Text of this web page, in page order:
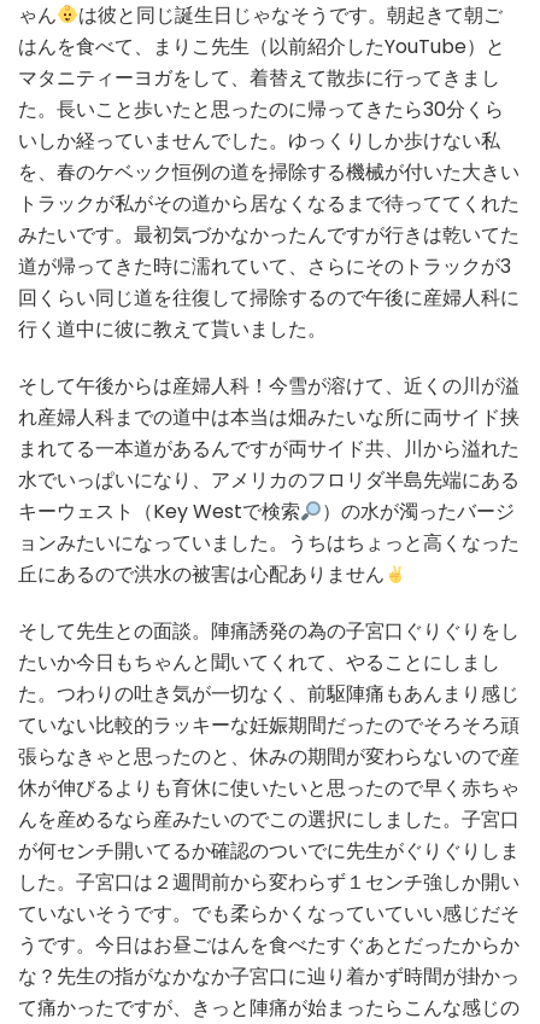
ゃん
は彼と同じ誕生日じゃなそうです。朝起きて朝ご
はんを食べて、まりこ先生（以前紹介したYouTube）と
マタニティーヨガをして、着替えて散歩に行ってきまし
た。長いこと歩いたと思ったのに帰ってきたら30分くら
いしか経っていませんでした。ゆっくりしか歩けない私
を、春のケベック恒例の道を掃除する機械が付いた大きい
トラックが私がその道から居なくなるまで待っててくれた
みたいです。最初気づかなかったんですが行きは乾いてた
道が帰ってきた時に濡れていて、さらにそのトラックが3
回くらい同じ道を往復して掃除するので午後に産婦人科に
行く道中に彼に教えて貰いました。
そして午後からは産婦人科！今雪が溶けて、近くの川が溢
れ産婦人科までの道中は本当は畑みたいな所に両サイド挟
まれてる一本道があるんですが両サイド共、川から溢れた
水でいっぱいになり、アメリカのフロリダ半島先端にある
キーウェスト（Key Westで検索
）の水が濁ったバージ
ョンみたいになっていました。うちはちょっと高くなった
丘にあるので洪水の被害は心配ありません
そして先生との面談。陣痛誘発の為の子宮口ぐりぐりをし
たいか今日もちゃんと聞いてくれて、やることにしまし
た。つわりの吐き気が一切なく、前駆陣痛もあんまり感じ
ていない比較的ラッキーな妊娠期間だったのでそろそろ頑
張らなきゃと思ったのと、休みの期間が変わらないので産
休が伸びるよりも育休に使いたいと思ったので早く赤ちゃ
んを産めるなら産みたいのでこの選択にしました。子宮口
が何センチ開いてるか確認のついでに先生がぐりぐりしま
した。子宮口は２週間前から変わらず１センチ強しか開い
ていないそうです。でも柔らかくなっていていい感じだそ
うです。今日はお昼ごはんを食べたすぐあとだったからか
な？先生の指がなかなか子宮口に辿り着かず時間が掛かっ
て痛かったですが、きっと陣痛が始まったらこんな感じの